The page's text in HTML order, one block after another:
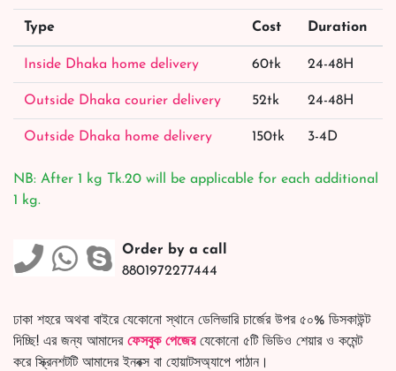
Type Cost Duration
Inside Dhaka home delivery 60tk 24-48H
Outside Dhaka courier delivery 52tk 24-48H
Outside Dhaka home delivery 150tk 3-4D
NB: After 1 kg Tk.20 will be applicable for each additional
1 kg.
Order by a call
8801972277444
ঢাকা শহরে অথবা বাইরে যেকোনো স্থানে ডেলিভারি চার্জের উপর ৫০% ডিসকাউন্ট
দিচ্ছি! এর জন্য আমাদের ফেসবুক পেজেরযেকোনো ৫টি ভিডিও শেয়ার ও কমেন্ট
করে স্ক্রিনশটটি আমাদের ইনবক্স বা হোয়াটসঅ্যাপে পাঠান।